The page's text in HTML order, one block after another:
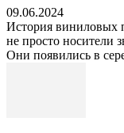
09.06.2024
История виниловых
не просто носители
Они появились в